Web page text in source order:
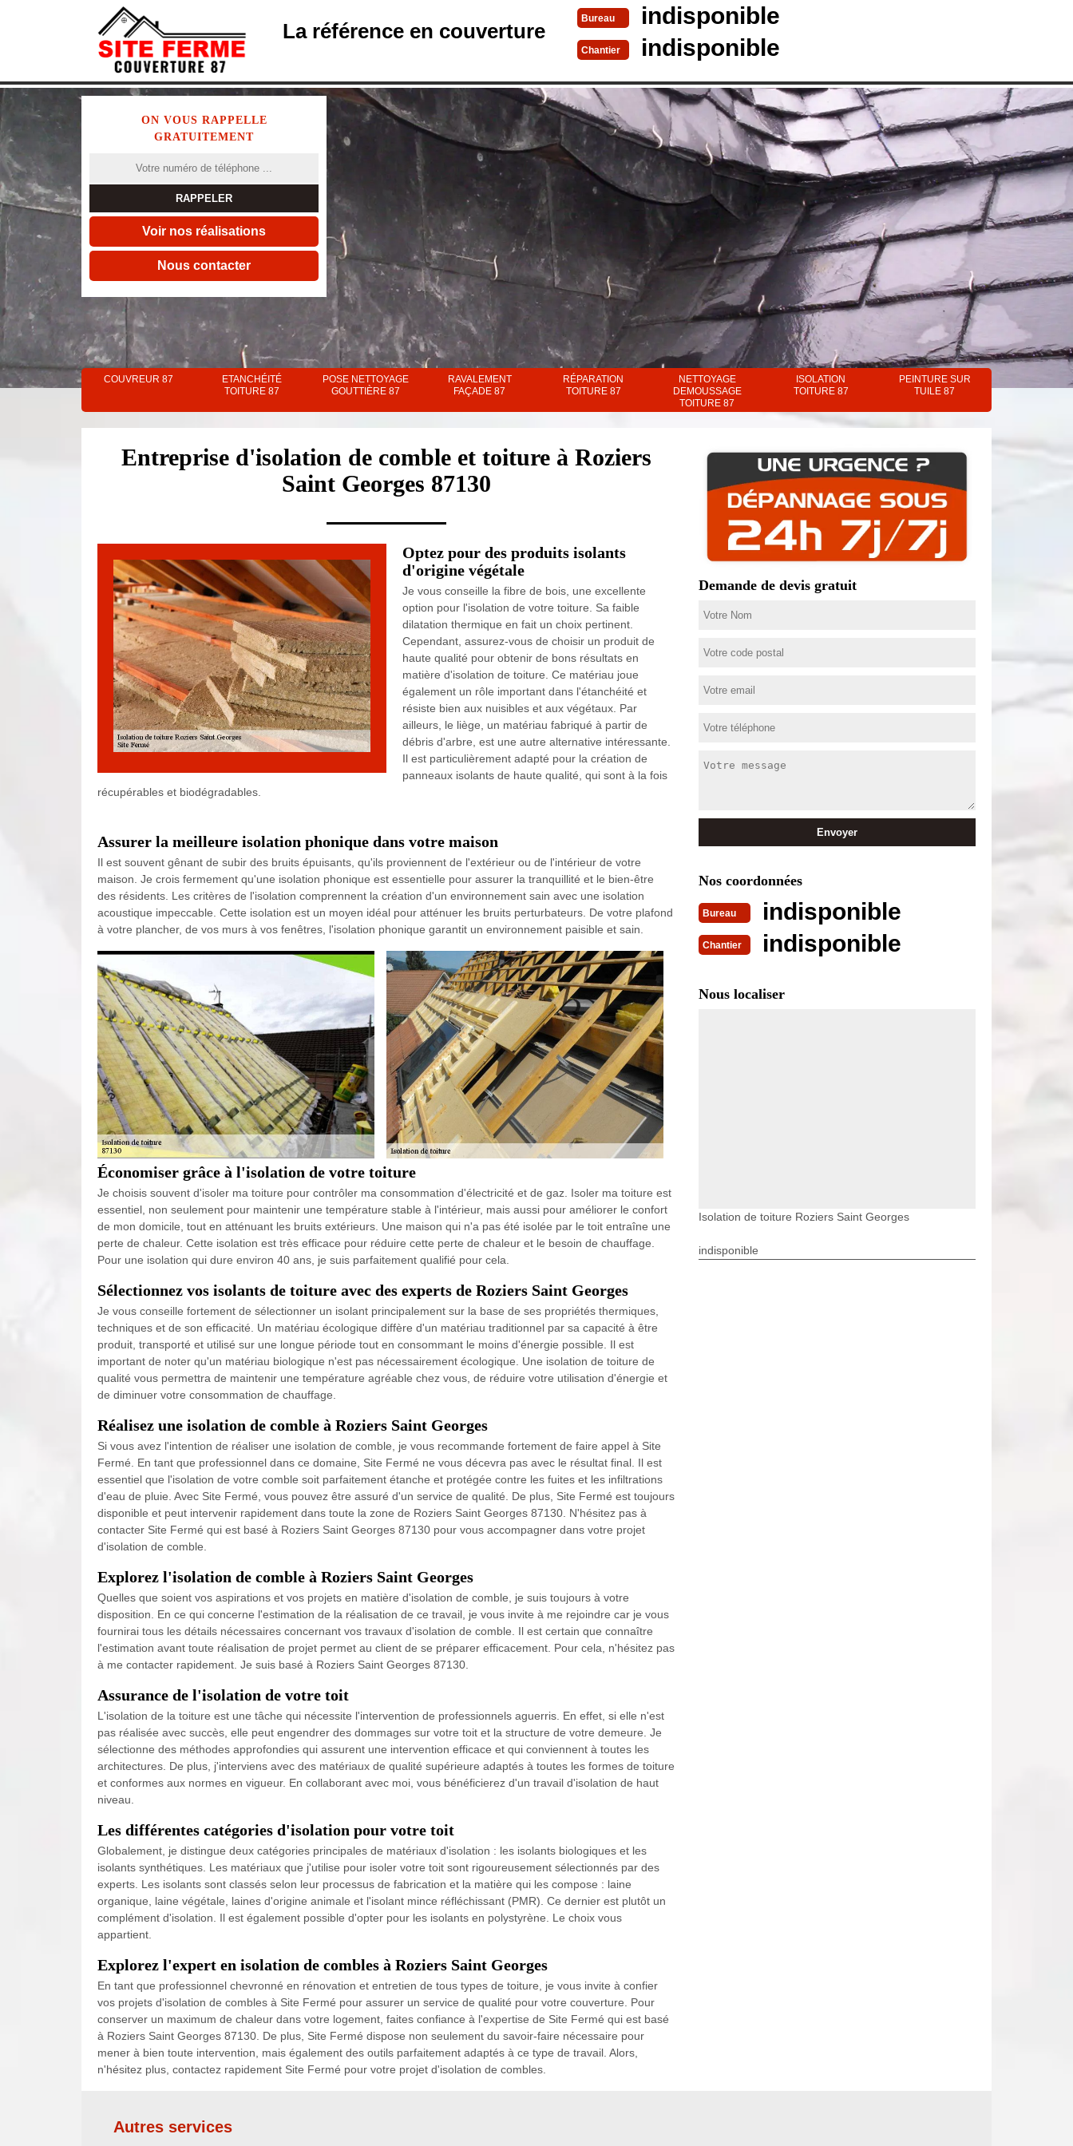
La référence en couverture
Bureau indisponible
Chantier indisponible
ON VOUS RAPPELLE
GRATUITEMENT
Voir nos réalisations
Nous contacter
COUVREUR 87
ETANCHÉITÉ
TOITURE 87
POSE NETTOYAGE
GOUTTIÈRE 87
RAVALEMENT
FAÇADE 87
RÉPARATION
TOITURE 87
NETTOYAGE
DEMOUSSAGE
TOITURE 87
ISOLATION
TOITURE 87
PEINTURE SUR
TUILE 87
Entreprise d'isolation de comble et toiture à Roziers
Saint Georges 87130
Optez pour des produits isolants
d'origine végétale
Je vous conseille la fibre de bois, une excellente
option pour l'isolation de votre toiture. Sa faible
dilatation thermique en fait un choix pertinent.
Cependant, assurez-vous de choisir un produit de
haute qualité pour obtenir de bons résultats en
matière d'isolation de toiture. Ce matériau joue
également un rôle important dans l'étanchéité et
résiste bien aux nuisibles et aux végétaux. Par
ailleurs, le liège, un matériau fabriqué à partir de
débris d'arbre, est une autre alternative intéressante.
Il est particulièrement adapté pour la création de
panneaux isolants de haute qualité, qui sont à la fois
récupérables et biodégradables.
Assurer la meilleure isolation phonique dans votre maison
Il est souvent gênant de subir des bruits épuisants, qu'ils proviennent de l'extérieur ou de l'intérieur de votre
maison. Je crois fermement qu'une isolation phonique est essentielle pour assurer la tranquillité et le bien-être
des résidents. Les critères de l'isolation comprennent la création d'un environnement sain avec une isolation
acoustique impeccable. Cette isolation est un moyen idéal pour atténuer les bruits perturbateurs. De votre plafond
à votre plancher, de vos murs à vos fenêtres, l'isolation phonique garantit un environnement paisible et sain.
Économiser grâce à l'isolation de votre toiture
Je choisis souvent d'isoler ma toiture pour contrôler ma consommation d'électricité et de gaz. Isoler ma toiture est
essentiel, non seulement pour maintenir une température stable à l'intérieur, mais aussi pour améliorer le confort
de mon domicile, tout en atténuant les bruits extérieurs. Une maison qui n'a pas été isolée par le toit entraîne une
perte de chaleur. Cette isolation est très efficace pour réduire cette perte de chaleur et le besoin de chauffage.
Pour une isolation qui dure environ 40 ans, je suis parfaitement qualifié pour cela.
Sélectionnez vos isolants de toiture avec des experts de Roziers Saint Georges
Je vous conseille fortement de sélectionner un isolant principalement sur la base de ses propriétés thermiques,
techniques et de son efficacité. Un matériau écologique diffère d'un matériau traditionnel par sa capacité à être
produit, transporté et utilisé sur une longue période tout en consommant le moins d'énergie possible. Il est
important de noter qu'un matériau biologique n'est pas nécessairement écologique. Une isolation de toiture de
qualité vous permettra de maintenir une température agréable chez vous, de réduire votre utilisation d'énergie et
de diminuer votre consommation de chauffage.
Réalisez une isolation de comble à Roziers Saint Georges
Si vous avez l'intention de réaliser une isolation de comble, je vous recommande fortement de faire appel à Site
Fermé. En tant que professionnel dans ce domaine, Site Fermé ne vous décevra pas avec le résultat final. Il est
essentiel que l'isolation de votre comble soit parfaitement étanche et protégée contre les fuites et les infiltrations
d'eau de pluie. Avec Site Fermé, vous pouvez être assuré d'un service de qualité. De plus, Site Fermé est toujours
disponible et peut intervenir rapidement dans toute la zone de Roziers Saint Georges 87130. N'hésitez pas à
contacter Site Fermé qui est basé à Roziers Saint Georges 87130 pour vous accompagner dans votre projet
d'isolation de comble.
Explorez l'isolation de comble à Roziers Saint Georges
Quelles que soient vos aspirations et vos projets en matière d'isolation de comble, je suis toujours à votre
disposition. En ce qui concerne l'estimation de la réalisation de ce travail, je vous invite à me rejoindre car je vous
fournirai tous les détails nécessaires concernant vos travaux d'isolation de comble. Il est certain que connaître
l'estimation avant toute réalisation de projet permet au client de se préparer efficacement. Pour cela, n'hésitez pas
à me contacter rapidement. Je suis basé à Roziers Saint Georges 87130.
Assurance de l'isolation de votre toit
L'isolation de la toiture est une tâche qui nécessite l'intervention de professionnels aguerris. En effet, si elle n'est
pas réalisée avec succès, elle peut engendrer des dommages sur votre toit et la structure de votre demeure. Je
sélectionne des méthodes approfondies qui assurent une intervention efficace et qui conviennent à toutes les
architectures. De plus, j'interviens avec des matériaux de qualité supérieure adaptés à toutes les formes de toiture
et conformes aux normes en vigueur. En collaborant avec moi, vous bénéficierez d'un travail d'isolation de haut
niveau.
Les différentes catégories d'isolation pour votre toit
Globalement, je distingue deux catégories principales de matériaux d'isolation : les isolants biologiques et les
isolants synthétiques. Les matériaux que j'utilise pour isoler votre toit sont rigoureusement sélectionnés par des
experts. Les isolants sont classés selon leur processus de fabrication et la matière qui les compose : laine
organique, laine végétale, laines d'origine animale et l'isolant mince réfléchissant (PMR). Ce dernier est plutôt un
complément d'isolation. Il est également possible d'opter pour les isolants en polystyrène. Le choix vous
appartient.
Explorez l'expert en isolation de combles à Roziers Saint Georges
En tant que professionnel chevronné en rénovation et entretien de tous types de toiture, je vous invite à confier
vos projets d'isolation de combles à Site Fermé pour assurer un service de qualité pour votre couverture. Pour
conserver un maximum de chaleur dans votre logement, faites confiance à l'expertise de Site Fermé qui est basé
à Roziers Saint Georges 87130. De plus, Site Fermé dispose non seulement du savoir-faire nécessaire pour
mener à bien toute intervention, mais également des outils parfaitement adaptés à ce type de travail. Alors,
n'hésitez plus, contactez rapidement Site Fermé pour votre projet d'isolation de combles.
Demande de devis gratuit
Nos coordonnées
Bureau indisponible
Chantier indisponible
Nous localiser
Isolation de toiture Roziers Saint Georges
indisponible
Autres services